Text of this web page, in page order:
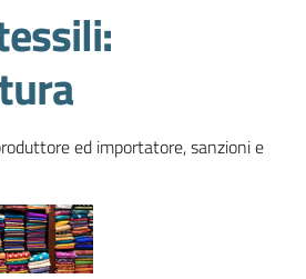
ed importatore, sanzioni e